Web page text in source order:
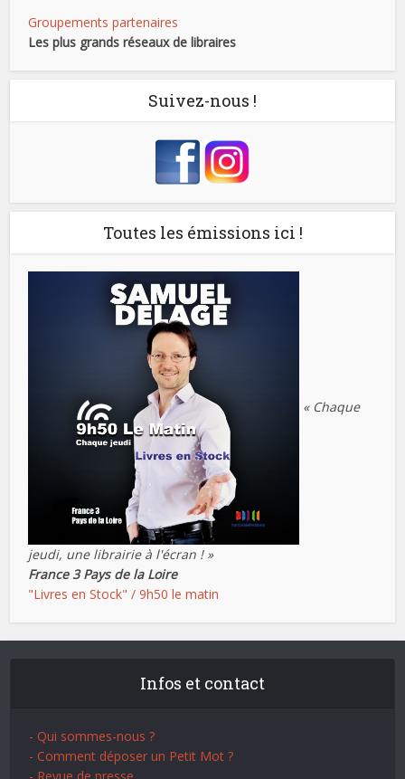
Groupements partenaires
Les plus grands réseaux de libraires
Suivez-nous !
Toutes les émissions ici !
« Chaque
jeudi, une librairie à l'écran ! »
France 3 Pays de la Loire
"Livres en Stock" / 9h50 le matin
Infos et contact
- Qui sommes-nous ?
- Comment déposer un Petit Mot ?